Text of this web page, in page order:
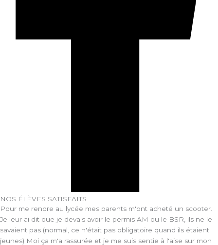
NOS ÉLÈVES SATISFAITS
Pour me rendre au lycée mes parents m'ont acheté un scooter.
Je leur ai dit que je devais avoir le permis AM ou le BSR, ils ne le
savaient pas (normal, ce n'était pas obligatoire quand ils étaient
jeunes) Moi ça m'a rassurée et je me suis sentie à l'aise sur mon